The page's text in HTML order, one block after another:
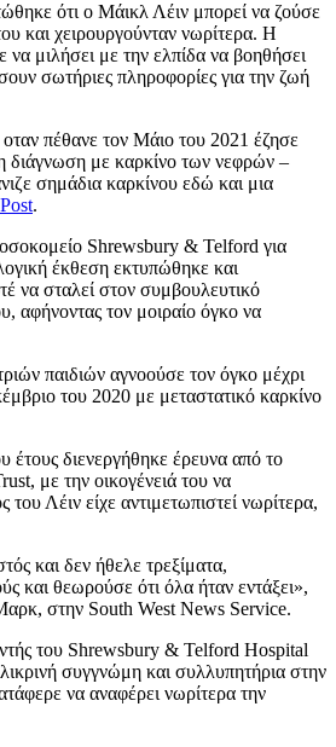
ότι ο Μάικλ Λέιν μπορεί να ζούσε
και χειρουργούνταν νωρίτερα. Η
να μιλήσει με την ελπίδα να βοηθήσει
σωτήριες πληροφορίες για την ζωή
πέθανε τον Μάιο του 2021 έζησε
διάγνωση με καρκίνο των νεφρών –
σημάδια καρκίνου εδώ και μια
.
Shrewsbury & Telford για
έκθεση εκτυπώθηκε και
να σταλεί στον συμβουλευτικό
αφήνοντας τον μοιραίο όγκο να
παιδιών αγνοούσε τον όγκο μέχρι
του 2020 με μεταστατικό καρκίνο
διενεργήθηκε έρευνα από το
με την οικογένειά του να
του Λέιν είχε αντιμετωπιστεί νωρίτερα,
και δεν ήθελε τρεξίματα,
και θεωρούσε ότι όλα ήταν εντάξει»,
στην South West News Service.
του Shrewsbury & Telford Hospital
συγγνώμη και συλλυπητήρια στην
να αναφέρει νωρίτερα την